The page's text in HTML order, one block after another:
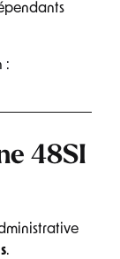
:
48SI
.